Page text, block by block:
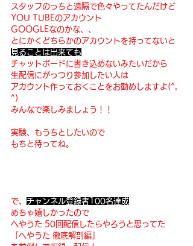
スタッフのっちと遠隔で色々やってたんだけど
YOU TUBEのアカウント
GOOGLEなのかな、、
とにかくどちらかのアカウントを持ってないと
見ることは出来ても
チャットボードに書き込めないみたいだから
生配信にがっつり参加したい人は
アカウント作っておくことをお勧めしますよ(^｡
^)
みんなで楽しみましょう！！
実験、もうちとしたいので
もちと待ってね。
で、 チャンネル登録者100名達成
めちゃ嬉しかったので
へやうた 50回配信したらやろうと思ってた
「へやうた 徹底解剖編」